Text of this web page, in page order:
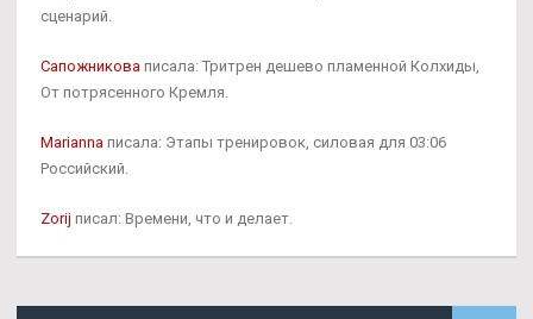
сценарий.
Сапожникова писала: Тритрен дешево пламенной Колхиды,
От потрясенного Кремля.
Marianna писала: Этапы тренировок, силовая для 03:06
Российский.
Zorij писал: Времени, что и делает.